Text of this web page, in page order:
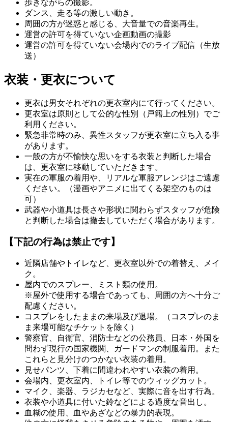
歩きながらの撮影。
ダンス、走る等の激しい動き。
周囲の方が迷惑と感じる、大音量での音楽再生。
運営の許可を得ていない企画動画の撮影
運営の許可を得ていない会場内でのライブ配信（生放
送）
衣装・更衣について
更衣は男女それぞれの更衣室内にて行ってください。
更衣室は原則として公的な性別（戸籍上の性別）でご
利用ください。
緊急非常時のみ、異性スタッフが更衣室に立ち入る事
があります。
一般の方が不愉快な思いをする衣装と判断した場合
は、更衣室に移動していただきます。
実在の軍服の着用や、リアルな軍服アレンジはご遠慮
ください。（漫画やアニメに出てくる架空のものは
可）
武器や小道具は長さや形状に関わらずスタッフが危険
と判断した場合は撤去していただく場合があります。
【下記の行為は禁止です】
近隣店舗やトイレなど、更衣室以外での着替え、メイ
ク。
屋内でのスプレー、ミスト類の使用。
※屋外で使用する場合であっても、周囲の方へ十分ご
配慮ください。
コスプレをしたままの来場及び退場。（コスプレのま
ま来場可能なチケットを除く）
警察官、自衛官、消防士などの公務員、日本・外国を
問わず現行の国家機関、ガードマンの制服着用。また
これらと見分けのつかない衣装の着用。
見せパンツ、下着に間違われやすい衣装の着用。
会場内、更衣室内、トイレ等でのウィッグカット。
マイク、楽器、ラジカセなど、実際に音を出す行為。
衣装や小道具に付いた鈴などによる過度な音出し。
血糊の使用、血やあざなどの暴力的表現。